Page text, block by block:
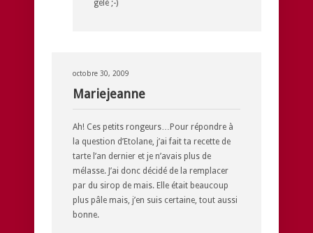
gelé ;-)
octobre 30, 2009
Mariejeanne
Ah! Ces petits rongeurs…Pour répondre à
la question d’Etolane, j’ai fait ta recette de
tarte l’an dernier et je n’avais plus de
mélasse. J’ai donc décidé de la remplacer
par du sirop de mais. Elle était beaucoup
plus pâle mais, j’en suis certaine, tout aussi
bonne.